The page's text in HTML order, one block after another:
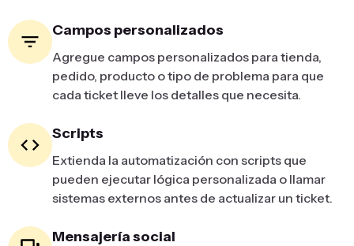
Campos personalizados
Agregue campos personalizados para tienda,
pedido, producto o tipo de problema para que
cada ticket lleve los detalles que necesita.
Scripts
Extienda la automatización con scripts que
pueden ejecutar lógica personalizada o llamar
sistemas externos antes de actualizar un ticket.
Mensajería social